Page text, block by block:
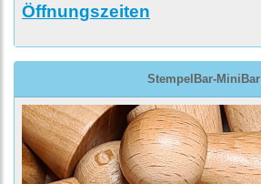
Öffnungszeiten
StempelBar-MiniBar